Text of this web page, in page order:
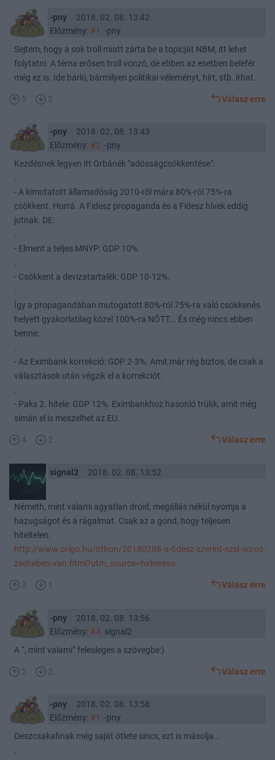
-pny
2018. 02. 08. 13:42
Előzmény: #1 -pny
Sejtem, hogy a sok troll miatt zárta be a topicját NBM, itt lehet
folytatni. A téma erősen troll vonzó, de ebben az esetben belefér
még ez is. Ide bárki, bármilyen politikai véleményt, hírt, stb. írhat.
5 2 Válasz erre
-pny
2018. 02. 08. 13:43
Előzmény: #2 -pny
Kezdésnek legyen itt Orbánék "adósságcsökkentése":
.
- A kimutatott államadóság 2010-ről mára 80%-ról 75%-ra
csökkent. Hurrá. A Fidesz propaganda és a Fidesz hívek eddig
jutnak. DE:
.
- Elment a teljes MNYP: GDP 10%.
.
- Csökkent a devizatartalék: GDP 10-12%.
.
Így a propagandában mutogatott 80%-ról 75%-ra való csökkenés
helyett gyakorlatilag közel 100%-ra NŐTT... És még nincs ebben
benne:
.
- Az Eximbank korrekció: GDP 2-3%. Amit már rég biztos, de csak a
választások után végzik el a korrekciót.
.
- Paks 2. hitele: GDP 12%. Eximbankhoz hasonló trükk, amit még
simán el is meszelhet az EU.
4 2 Válasz erre
signal2 2018. 02. 08. 13:52
Németh, mint valami agyatlan droid, megállás nékül nyomja a
hazugságot és a rágalmat. Csak az a gond, hogy teljesen
hiteltelen.
http://www.origo.hu/itthon/20180208-a-fidesz-szerint-szel-soros-
zsebeben-van.html?utm_source=hirkereso
3 1 Válasz erre
-pny
2018. 02. 08. 13:56
Előzmény: #4signal2
A “, mint valami” felesleges a szövegbe:)
2 2 Válasz erre
-pny
2018. 02. 08. 13:58
Előzmény: #1 -pny
Deszcsakafinak még saját ötlete sincs, ezt is másolja...
.